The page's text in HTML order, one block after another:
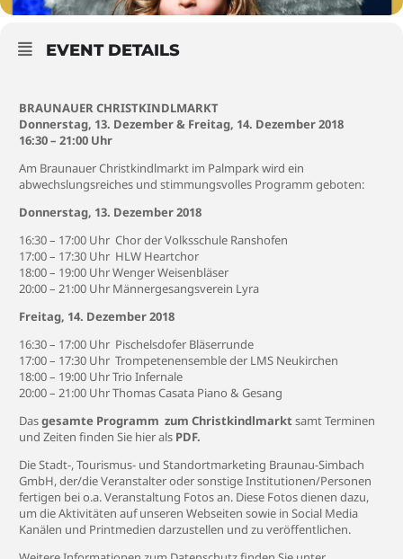
EVENT DETAILS
BRAUNAUER CHRISTKINDLMARKT
Donnerstag, 13. Dezember & Freitag, 14. Dezember 2018
16:30 – 21:00 Uhr
Am Braunauer Christkindlmarkt im Palmpark wird ein
abwechslungsreiches und stimmungsvolles Programm geboten:
Donnerstag, 13. Dezember 2018
16:30 – 17:00 Uhr Chor der Volksschule Ranshofen
17:00 – 17:30 Uhr HLW Heartchor
18:00 – 19:00 Uhr Wenger Weisenbläser
20:00 – 21:00 Uhr Männergesangsverein Lyra
Freitag, 14. Dezember 2018
16:30 – 17:00 Uhr Pischelsdofer Bläserrunde
17:00 – 17:30 Uhr Trompetenensemble der LMS Neukirchen
18:00 – 19:00 Uhr Trio Infernale
20:00 – 21:00 Uhr Thomas Casata Piano & Gesang
Dasgesamte Programm zum Christkindlmarktsamt Terminen
und Zeiten finden Sie hier als PDF.
Die Stadt-, Tourismus- und Standortmarketing Braunau-Simbach
GmbH, der/die Veranstalter oder sonstige Institutionen/Personen
fertigen bei o.a. Veranstaltung Fotos an. Diese Fotos dienen dazu,
um die Aktivitäten auf unseren Webseiten sowie in Social Media
Kanälen und Printmedien darzustellen und zu veröffentlichen.